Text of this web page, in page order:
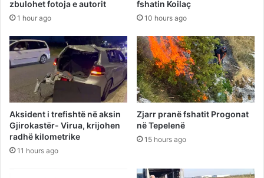
zbulohet fotoja e autorit
1 hour ago
fshatin Koilaç
10 hours ago
Aksident i trefishtë në aksin
Gjirokastër- Virua, krijohen
radhë kilometrike
11 hours ago
Zjarr pranë fshatit Progonat
në Tepelenë
15 hours ago